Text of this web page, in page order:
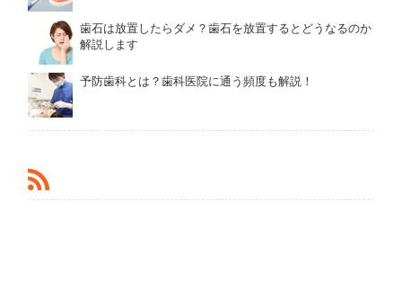
歯石は放置したらダメ？歯石を放置するとどうなるのか
解説します
予防歯科とは？歯科医院に通う頻度も解説！